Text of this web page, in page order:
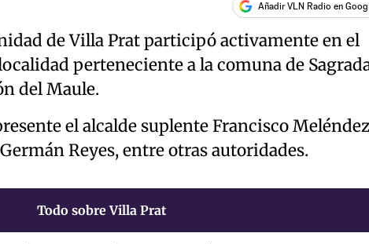
Añadir VLN Radio en
de Villa Prat participó activamente en el
perteneciente a la comuna de
del Maule.
el alcalde suplente Francisco Meléndez
Reyes, entre otras autoridades.
Todo sobre Villa Prat